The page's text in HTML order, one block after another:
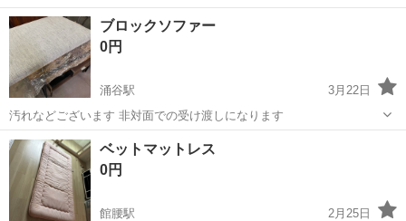
dinosで購入しました。 状態は綺麗です。 枠本体10000円です。 四方
の枠、スノコは一本ずつバラバラになります。 解体してお渡ししま
す。 マットレスは少...
宮城 仙台市 北四番丁駅
ブロックソファー
0円
涌谷駅
3月22日
汚れなどございます 非対面での受け渡しになります
宮城 遠田郡 涌谷駅 ベッド
ベットマットレス
0円
館腰駅
2月25日